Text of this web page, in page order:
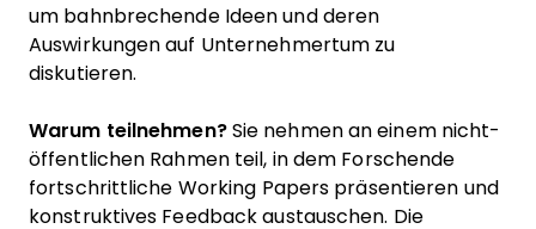
um bahnbrechende Ideen und deren
Auswirkungen auf Unternehmertum zu
diskutieren.
Warum teilnehmen?Sie nehmen an einem nicht-
öffentlichen Rahmen teil, in dem Forschende
fortschrittliche Working Papers präsentieren und
konstruktives Feedback austauschen. Die